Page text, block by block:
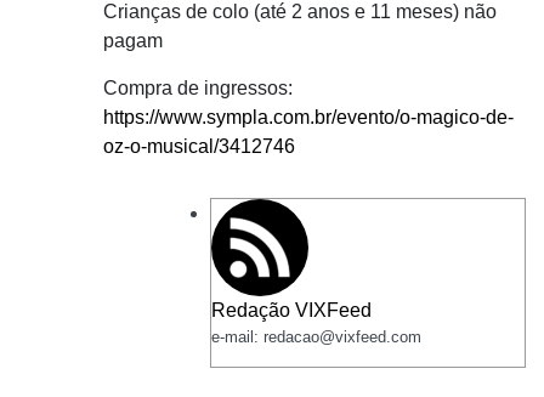
Crianças de colo (até 2 anos e 11 meses) não
pagam
Compra de ingressos:
https://www.sympla.com.br/evento/o-magico-de-
oz-o-musical/3412746
Redação VIXFeed
e-mail: redacao@vixfeed.com